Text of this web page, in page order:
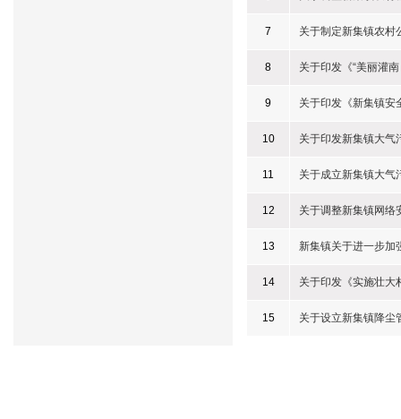
7 关于制定新集镇农村
8 关于印发《“美丽灌
9 关于印发《新集镇安
10 关于印发新集镇大气
11 关于成立新集镇大气
12 关于调整新集镇网络
13 新集镇关于进一步加
14 关于印发《实施壮大
15 关于设立新集镇降尘